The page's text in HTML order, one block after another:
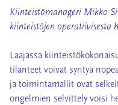
Kiinteistömanageri Mikko
kiinteistöjen operatiivisesta
Laajassa
tilanteet voivat syntyä
ja toimintamallit ovat
ongelmien selvittely voisi